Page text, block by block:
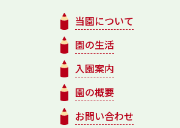
当園について
園の生活
入園案内
園の概要
お問い合わせ